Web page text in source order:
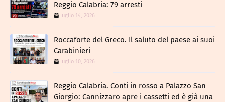
Reggio Calabria: 79 arresti
luglio 14, 2026
Roccaforte del Greco. Il saluto del paese ai suoi
Carabinieri
luglio 10, 2026
Reggio Calabria. Conti in rosso a Palazzo San
Giorgio: Cannizzaro apre i cassetti ed è già una